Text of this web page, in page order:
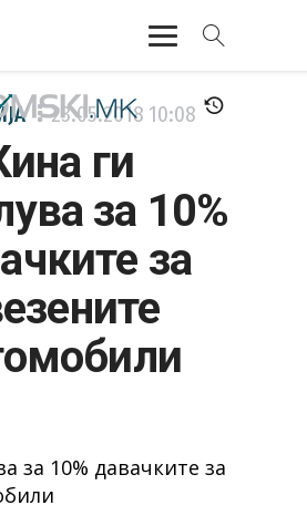
23.05.2018 10:08
ги
за 10%
за